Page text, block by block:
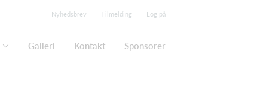
Nyhedsbrev Tilmelding Log på
Galleri Kontakt Sponsorer